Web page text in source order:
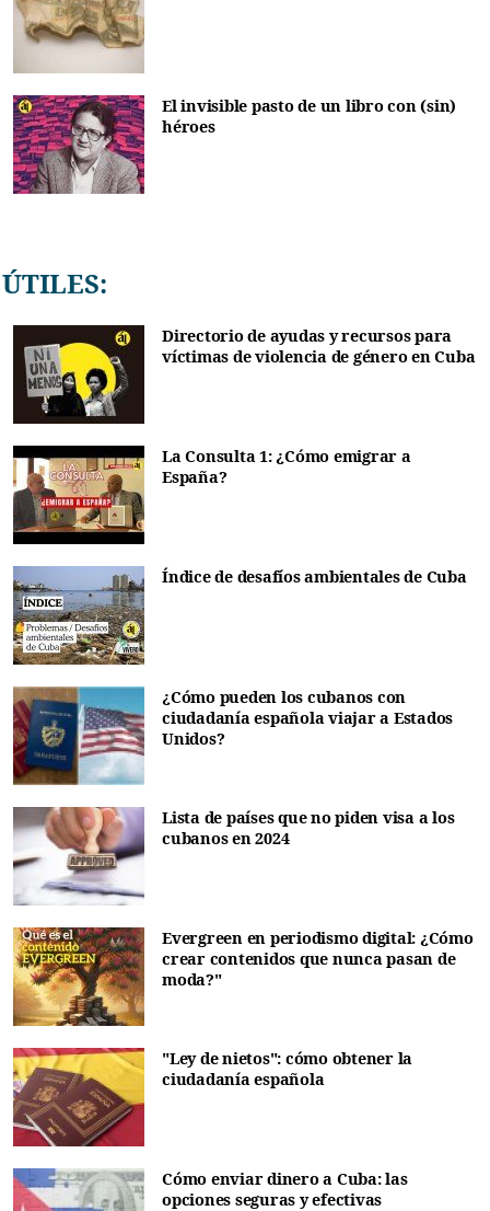
El invisible pasto de un libro con (sin)
héroes
ÚTILES:
Directorio de ayudas y recursos para
víctimas de violencia de género en Cuba
La Consulta 1: ¿Cómo emigrar a
España?
Índice de desafíos ambientales de Cuba
¿Cómo pueden los cubanos con
ciudadanía española viajar a Estados
Unidos?
Lista de países que no piden visa a los
cubanos en 2024
Evergreen en periodismo digital: ¿Cómo
crear contenidos que nunca pasan de
moda?"
"Ley de nietos": cómo obtener la
ciudadanía española
Cómo enviar dinero a Cuba: las
opciones seguras y efectivas